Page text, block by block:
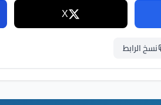
X
نسخ الرابط